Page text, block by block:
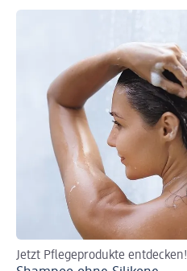
Jetzt Pflegeprodukte entdecken!